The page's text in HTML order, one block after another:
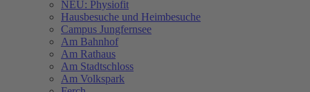
NEU: Physiofit
Hausbesuche und Heimbesuche
Campus Jungfernsee
Am Bahnhof
Am Rathaus
Am Stadtschloss
Am Volkspark